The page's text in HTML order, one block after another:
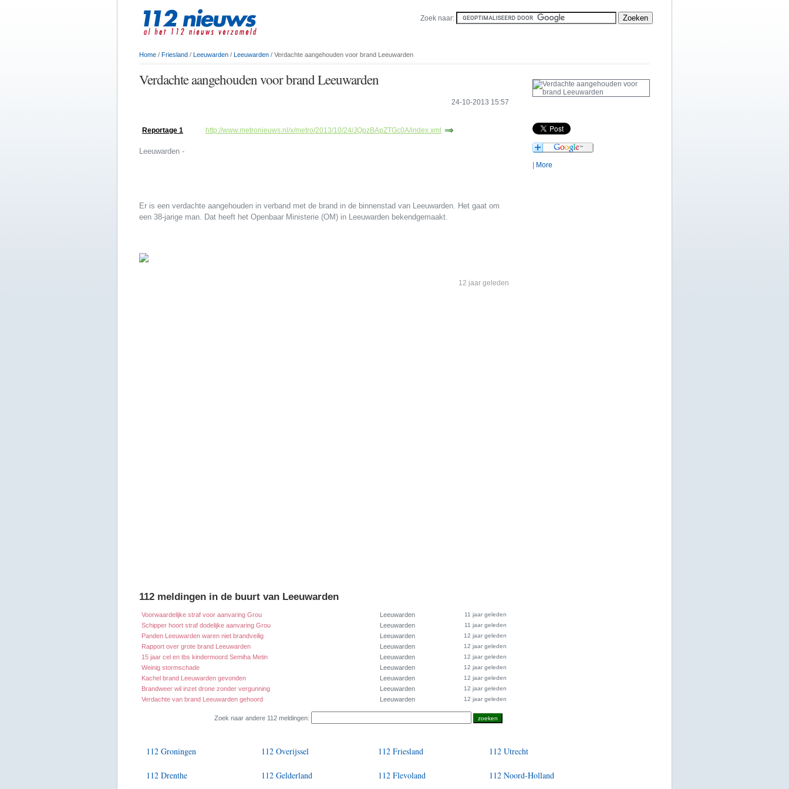
Zoek naar:
Home / Friesland / Leeuwarden / Leeuwarden / Verdachte aangehouden voor brand Leeuwarden
Verdachte aangehouden voor brand Leeuwarden
24-10-2013 15:57
Reportage 1 http://www.metronieuws.nl/x/metro/2013/10/24/JQpzBApZTGc0A/index.xml
Leeuwarden -
Er is een verdachte aangehouden in verband met de brand in de binnenstad van Leeuwarden. Het gaat om
een 38-jarige man. Dat heeft het Openbaar Ministerie (OM) in Leeuwarden bekendgemaakt.
12 jaar geleden
112 meldingen in de buurt van Leeuwarden
Voorwaardelijke straf voor aanvaring Grou Leeuwarden 11 jaar geleden
Schipper hoort straf dodelijke aanvaring Grou Leeuwarden 11 jaar geleden
Panden Leeuwarden waren niet brandveilig Leeuwarden 12 jaar geleden
Rapport over grote brand Leeuwarden Leeuwarden 12 jaar geleden
15 jaar cel en tbs kindermoord Semiha Metin Leeuwarden 12 jaar geleden
Weinig stormschade Leeuwarden 12 jaar geleden
Kachel brand Leeuwarden gevonden Leeuwarden 12 jaar geleden
Brandweer wil inzet drone zonder vergunning Leeuwarden 12 jaar geleden
Verdachte van brand Leeuwarden gehoord Leeuwarden 12 jaar geleden
Zoek naar andere 112 meldingen:
More
112 Groningen 112 Overijssel 112 Friesland 112 Utrecht
112 Drenthe 112 Gelderland 112 Flevoland 112 Noord-Holland